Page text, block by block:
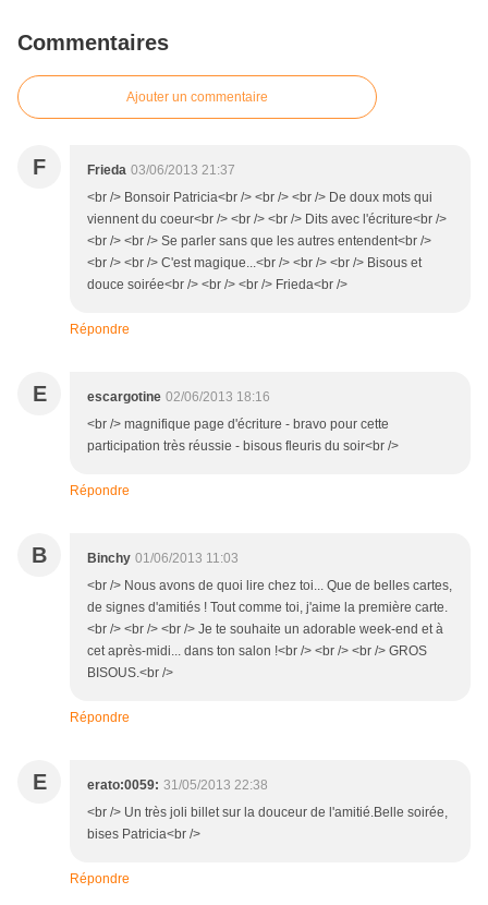
Commentaires
Ajouter un commentaire
F Frieda 03/06/2013 21:37
<br /> Bonsoir Patricia<br /> <br /> <br /> De doux mots qui
viennent du coeur<br /> <br /> <br /> Dits avec l'écriture<br />
<br /> <br /> Se parler sans que les autres entendent<br />
<br /> <br /> C'est magique...<br /> <br /> <br /> Bisous et
douce soirée<br /> <br /> <br /> Frieda<br />
Répondre
E escargotine 02/06/2013 18:16
<br /> magnifique page d'écriture - bravo pour cette
participation très réussie - bisous fleuris du soir<br />
Répondre
B Binchy 01/06/2013 11:03
<br /> Nous avons de quoi lire chez toi... Que de belles cartes,
de signes d'amitiés ! Tout comme toi, j'aime la première carte.
<br /> <br /> <br /> Je te souhaite un adorable week-end et à
cet après-midi... dans ton salon !<br /> <br /> <br /> GROS
BISOUS.<br />
Répondre
E erato:0059: 31/05/2013 22:38
<br /> Un très joli billet sur la douceur de l'amitié.Belle soirée,
bises Patricia<br />
Répondre